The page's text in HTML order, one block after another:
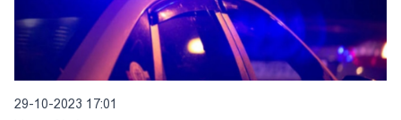
29-10-2023 17:01